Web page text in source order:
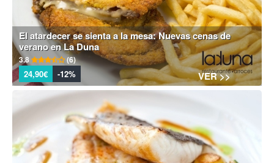
El atardecer se sienta a la mesa: Nuevas cenas de
verano en La Duna
3.8 (6)
24,90€ -12% VER >>